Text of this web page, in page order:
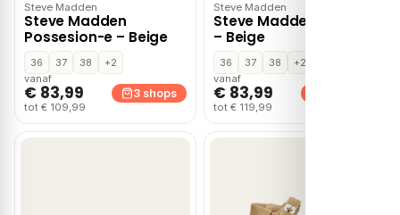
Steve Madden
Steve Madden
Possesion-e – Beige
36 37 38
+2
vanaf
€ 83,99
tot € 109,99
3 shops
Steve Madden
Steve Madden Project
– Beige
36 37 38
+2
vanaf
€ 83,99
tot € 119,99